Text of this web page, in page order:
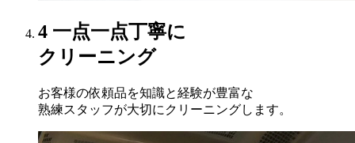
4 一点一点丁寧に
クリーニング
お客様の依頼品を知識と経験が豊富な
熟練スタッフが大切にクリーニングします。